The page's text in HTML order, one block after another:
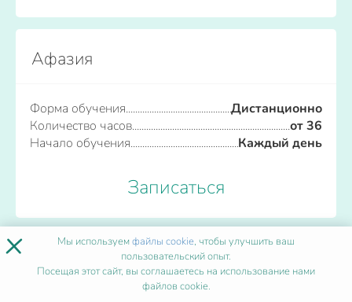
Афазия
Форма обучения
Дистанционно
Количество часов
от 36
Начало обучения
Каждый день
Записаться
ПОПУЛЯРНЫЕ ПРОГРАММЫ
× Мы используемфайлы cookie, чтобы улучшить ваш
пользовательский опыт.
Посещая этот сайт, вы соглашаетесь на использование нами
файлов cookie.